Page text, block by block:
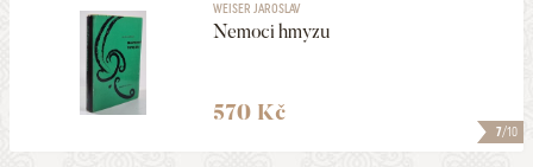
7/10
WEISER JAROSLAV
Nemoci hmyzu
570 Kč